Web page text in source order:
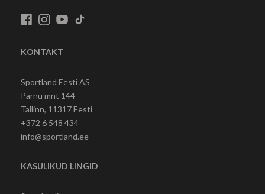
KONTAKT
Sportland Eesti AS
Pärnu mnt 144
Tallinn, 11317 Eesti
+372 6 548 434
info@sportland.ee
KASULIKUD LINGID